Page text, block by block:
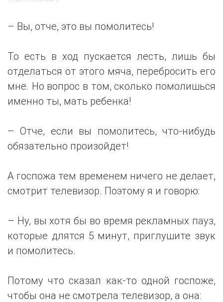
– Вы, отче, это вы помолитесь!
То есть в ход пускается лесть, лишь бы
отделаться от этого мяча, перебросить его
мне. Но вопрос в том, сколько помолишься
именно ты, мать ребенка!
– Отче, если вы помолитесь, что-нибудь
обязательно произойдет!
А госпожа тем временем ничего не делает,
смотрит телевизор. Поэтому я и говорю:
– Ну, вы хотя бы во время рекламных пауз,
которые длятся 5 минут, приглушите звук
и помолитесь.
Потому что сказал как-то одной госпоже,
чтобы она не смотрела телевизор, а она: